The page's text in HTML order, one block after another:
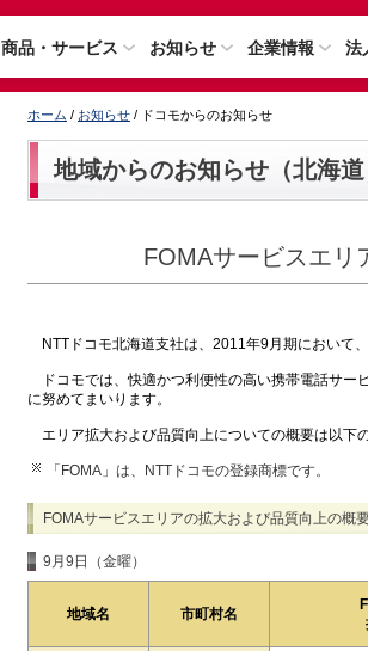
商品・サービス お知らせ 企業情報 法
ホーム / お知らせ / ドコモからのお知らせ
地域からのお知らせ（北海
FOMAサービスエリ
NTTドコモ北海道支社は、2011年9月期において
ドコモでは、快適かつ利便性の高い携帯電話サー
に努めてまいります。
エリア拡大および品質向上についての概要は以下
「FOMA」は、NTTドコモの登録商標です。
FOMAサービスエリアの拡大および品質向上の概
9月9日（金曜）
地域名 市町村名